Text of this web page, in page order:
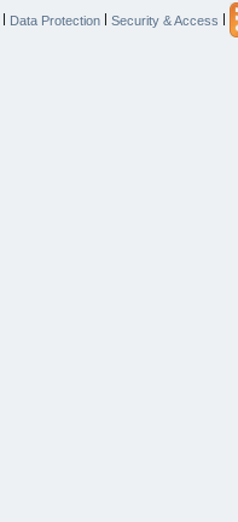
| Data Protection | Security & Access |